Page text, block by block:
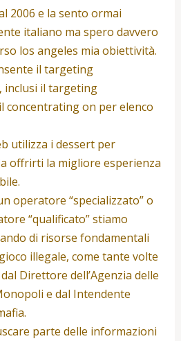
2006 e la sento ormai
italiano ma spero davvero
los angeles mia obiettività.
il targeting
inclusi il targeting
concentrating on per elenco
utilizza i dessert per
offrirti la migliore esperienza
operatore “specializzato” o
“qualificato” stiamo
di risorse fondamentali
illegale, come tante volte
Direttore dell’Agenzia delle
e dal Intendente
parte delle informazioni